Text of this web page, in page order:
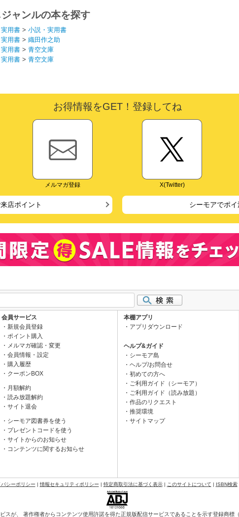
ジャンルの本を探す
用書 > 小説・実用書
用書 > 織田作之助
用書 > 青空文庫
用書 > 青空文庫
お得情報をGET！登録してね
メルマガ登録 X(Twitter)
店ポイント シーモアでポイ
会員サービス
新規会員登録
ポイント購入
メルマガ確認・変更
会員情報・設定
購入履歴
クーポンBOX
月額解約
読み放題解約
サイト退会
シーモア図書券を使う
プレゼントコードを使う
サイトからのお知らせ
コンテンツに関するお知らせ
本棚アプリ
アプリダウンロード
ヘルプ&ガイド
シーモア島
ヘルプ/お問合せ
初めての方へ
ご利用ガイド（シーモア）
ご利用ガイド（読み放題）
作品のリクエスト
推奨環境
サイトマップ
バシーポリシー | 情報セキュリティポリシー | 特定商取引法に基づく表示| このサイトについて | ISBN検索
スが、 著作権者からコンテンツ使用許諾を得た正規版配信サービスであることを示す登録商標